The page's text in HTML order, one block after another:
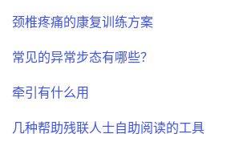
颈椎疼痛的康复训练方案
常见的异常步态有哪些？
牵引有什么用
几种帮助残联人士自助阅读的工具